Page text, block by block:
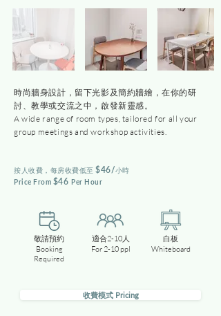
時尚牆身設計，留下光影及簡約牆繪，在你的研
討、教學或交流之中，啟發新靈感。
A wide range of room types, tailored for all your
group meetings and workshop activities.
​按人收費， 每房收費低至 $46/小時
Price From $46 Per Hour
敬請預約
Booking
Required
適合2-10人
For 2-10 ppl
白板
Whiteboard
收費模式 Pricing